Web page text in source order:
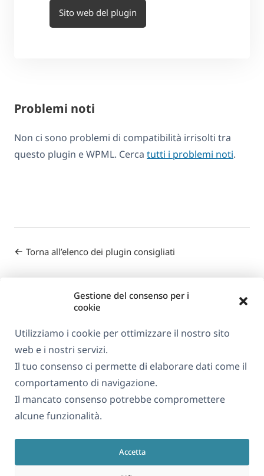
Gestione del consenso per i
cookie
Utilizziamo i cookie per ottimizzare il nostro sito
web e i nostri servizi.
Il tuo consenso ci permette di elaborare dati come il
comportamento di navigazione.
Il mancato consenso potrebbe compromettere
alcune funzionalità.
Accetta
Sito web del plugin
Problemi noti
Non ci sono problemi di compatibilità irrisolti tra
questo plugin e WPML. Cerca tutti i problemi noti.
Torna all’elenco dei plugin consigliati
Italiano
GDPR e Informativa sulla Privacy
Unisciti al nostro team(si
nuova
apre
in
una
apre
in
una
apre
una